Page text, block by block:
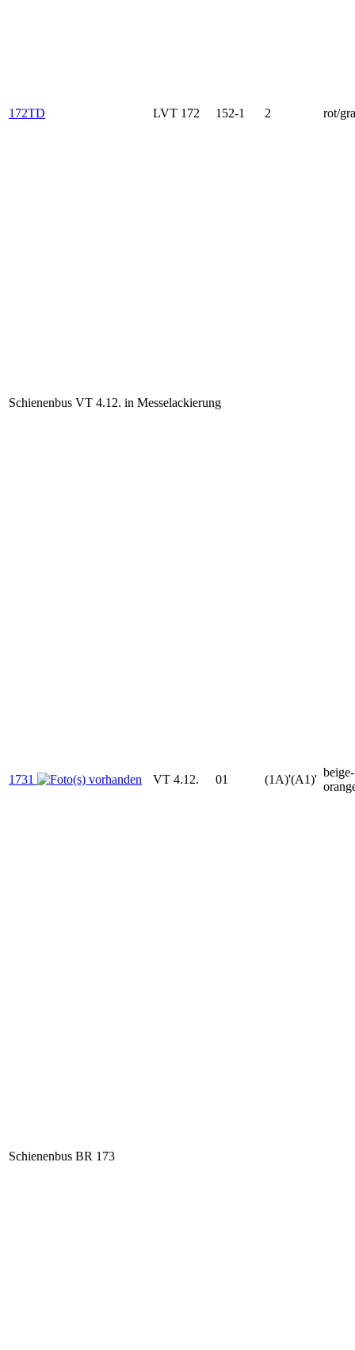
172TD LVT 172 152-1 2 rot/
Schienenbus VT 4.12. in Messelackierung
1731 VT 4.12. 01 (1A)'(A1)'
beige-
Schienenbus BR 173